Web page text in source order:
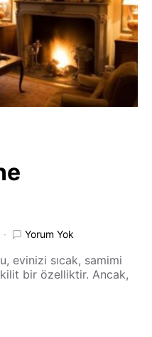
Yorum Yok
evinizi sıcak, samimi
bir özelliktir. Ancak,